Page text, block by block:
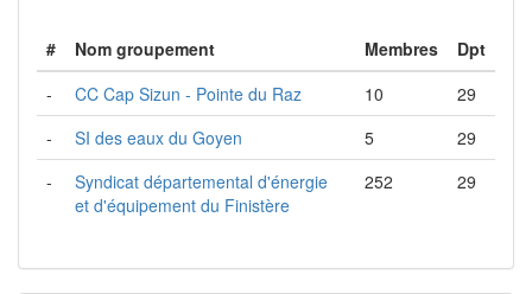
# Nom groupement Membres
Dpt
-
CC Cap Sizun - Pointe du Raz 10
29
-
SI des eaux du Goyen 5
29
-
Syndicat départemental d'énergie
et d'équipement du Finistère
252 29